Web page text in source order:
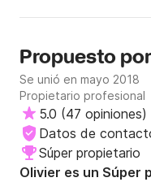
Propuesto por
Se unió en mayo 2018
Propietario profesional
5.0 (47 opiniones)
Datos de
Súper propietario
Olivier es un Súper